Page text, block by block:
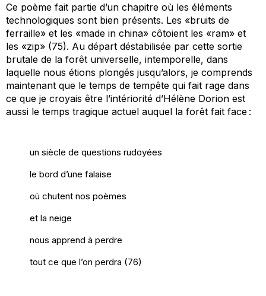
Ce poème fait partie d’un chapitre où les éléments
technologiques sont bien présents. Les «bruits de
ferraille» et les «made in china» côtoient les «ram» et
les «zip» (75). Au départ déstabilisée par cette sortie
brutale de la forêt universelle, intemporelle, dans
laquelle nous étions plongés jusqu’alors, je comprends
maintenant que le temps de tempête qui fait rage dans
ce que je croyais être l’intériorité d’Hélène Dorion est
aussi le temps tragique actuel auquel la forêt fait face :
un siècle de questions rudoyées
le bord d’une falaise
où chutent nos poèmes
et la neige
nous apprend à perdre
tout ce que l’on perdra (76)